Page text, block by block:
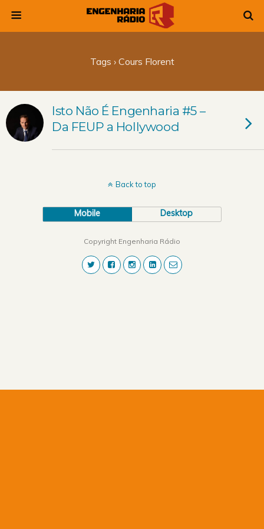
Tags › Cours Florent
Isto Não É Engenharia #5 –
Da FEUP a Hollywood
Back to top
Mobile Desktop
Copyright Engenharia Rádio